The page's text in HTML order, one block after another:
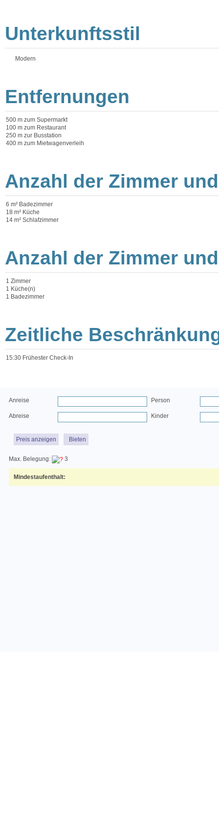
Unterkunftsstil
Modern
Entfernungen
500 m zum Supermarkt
100 m zum Restaurant
250 m zur Busstation
400 m zum Mietwagenverleih
Anzahl der Zimmer
6 m² Badezimmer
18 m² Küche
14 m² Schlafzimmer
Anzahl der Zimmer
1 Zimmer
1 Küche(n)
1 Badezimmer
Zeitliche
15:30 Frühester Check-In
Anreise Person
Abreise Kinder
Preis anzeigen Bieten
Max. Belegung: 3
Mindestaufenthalt: